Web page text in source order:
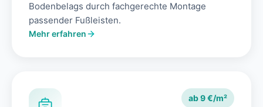
Bodenbelags durch fachgerechte Montage
passender Fußleisten.
Mehr erfahren
ab 9 €/m²